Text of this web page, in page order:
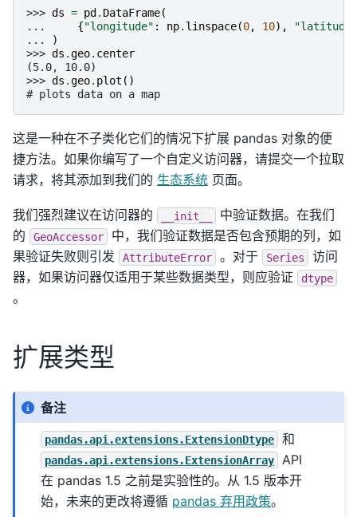
>>> ds = pd . DataFrame(
...
{"longitude" : np. linspace(0, 10),
"latitude"
...
)
>>> ds .geo. center
(5.0, 10.0)
>>> ds .geo. plot ()
# plots data on a map
这是一种在不子类化它们的情况下扩展 pandas 对象的便
捷方法。如果你编写了一个自定义访问器，请提交一个拉取
请求，将其添加到我们的 生态系统 页面。
我们强烈建议在访问器的 __init__
中验证数据。在我们
的
GeoAccessor
中，我们验证数据是否包含预期的列，如
果验证失败则引发
AttributeError 。对于 Series
访问
器，如果访问器仅适用于某些数据类型，则应验证
dtype
。
扩展类型
备注
pandas.api.extensions.ExtensionDtype 和
pandas.api.extensions.ExtensionArray
API
在 pandas 1.5 之前是实验性的。从 1.5 版本开
始，未来的更改将遵循 pandas 弃用政策。